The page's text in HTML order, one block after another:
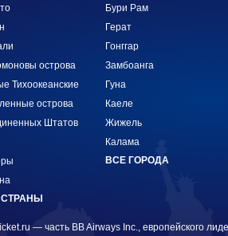
острова
Тихоокеанские
острова
Штатов
Бури Рам
Герат
Гонггар
Замбоанга
Гуна
Каеле
Жижель
Калама
ВСЕ ГОРОДА
— часть BB Airways Inc., европейского